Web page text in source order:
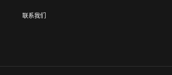
联系我们